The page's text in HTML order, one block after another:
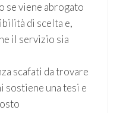
se viene abrogato
di scelta e,
il servizio sia
scafati da trovare
sostiene una tesi e